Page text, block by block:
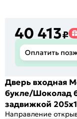
40 413₽
Оплатить
Дверь входная
букле/Шоколад
задвижкой
Направление